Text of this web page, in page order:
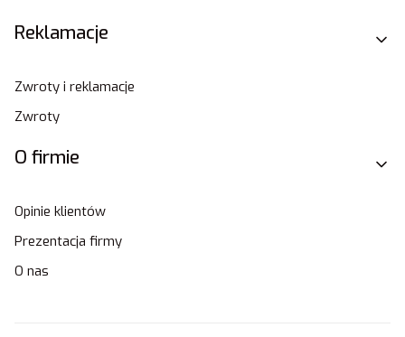
Reklamacje
Zwroty i reklamacje
Zwroty
O firmie
Opinie klientów
Prezentacja firmy
O nas